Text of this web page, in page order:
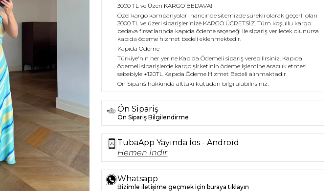
3000 TL ve Üzeri KARGO BEDAVA!
Özel kargo kampanyaları haricinde sitemizde sürekli olarak geçerli olan
3000 TL ve üzeri siparişlerinize KARGO ÜCRETSİZ. Tüm koşullu kargo
bedava fırsatlarında kapıda ödeme seçeneği ile sipariş verilecek olunursa
kapıda ödeme hizmet bedeli eklenmektedir.
Kapıda Ödeme
Türkiye'nin her yerine Kapıda Ödemeli sipariş verebilirsiniz. Kapıda
ödemeli siparişlerde kargo şirketinin ödeme işlemine aracılık etmesi
sebebiyle +120TL Kapıda Ödeme Hizmet Bedeli alınmaktadır.
Ön Sipariş hakkında alttaki kutudan bilgi alabilirsiniz.
Ön Sipariş
Ön Sipariş Bilgilendirme
TubaApp Yayında İos - Android
Hemen İndir
Whatsapp
Bizimle iletişime geçmek için buraya tıklayın